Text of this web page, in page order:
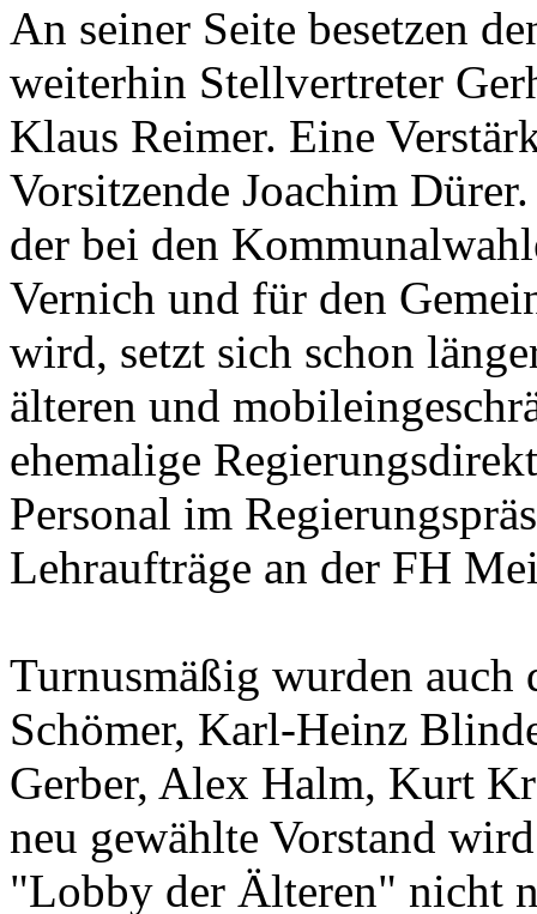
An seiner Seite besetzen
weiterhin Stellvertreter
Klaus Reimer. Eine
Vorsitzende Joachim
der bei den
Vernich und für den
wird, setzt sich schon
älteren und
ehemalige
Personal im
Lehraufträge an der FH
Turnusmäßig wurden auch
Schömer, Karl-Heinz
Gerber, Alex Halm, Kurt
neu gewählte Vorstand
"Lobby der Älteren" nicht